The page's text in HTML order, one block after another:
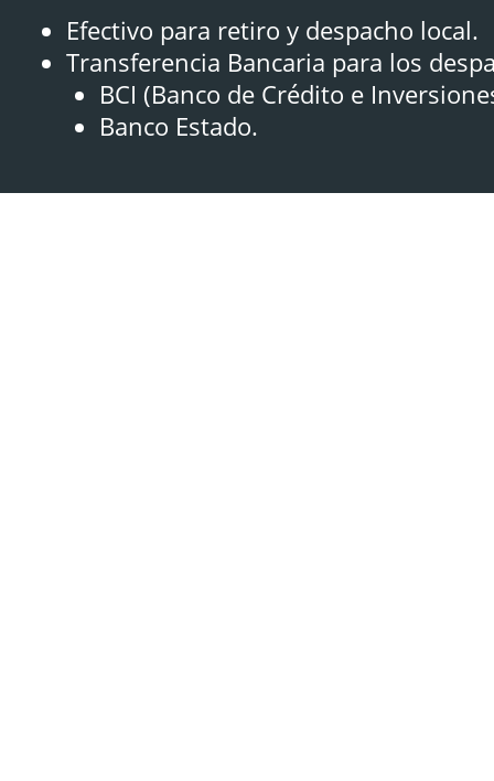
Efectivo para retiro y despacho local.
Transferencia Bancaria para los
BCI (Banco de Crédito e
Banco Estado.